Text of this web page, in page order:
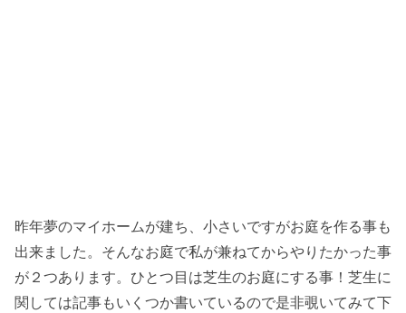
昨年夢のマイホームが建ち、小さいですがお庭を作る事も
出来ました。そんなお庭で私が兼ねてからやりたかった事
が２つあります。ひとつ目は芝生のお庭にする事！芝生に
関しては記事もいくつか書いているので是非覗いてみて下